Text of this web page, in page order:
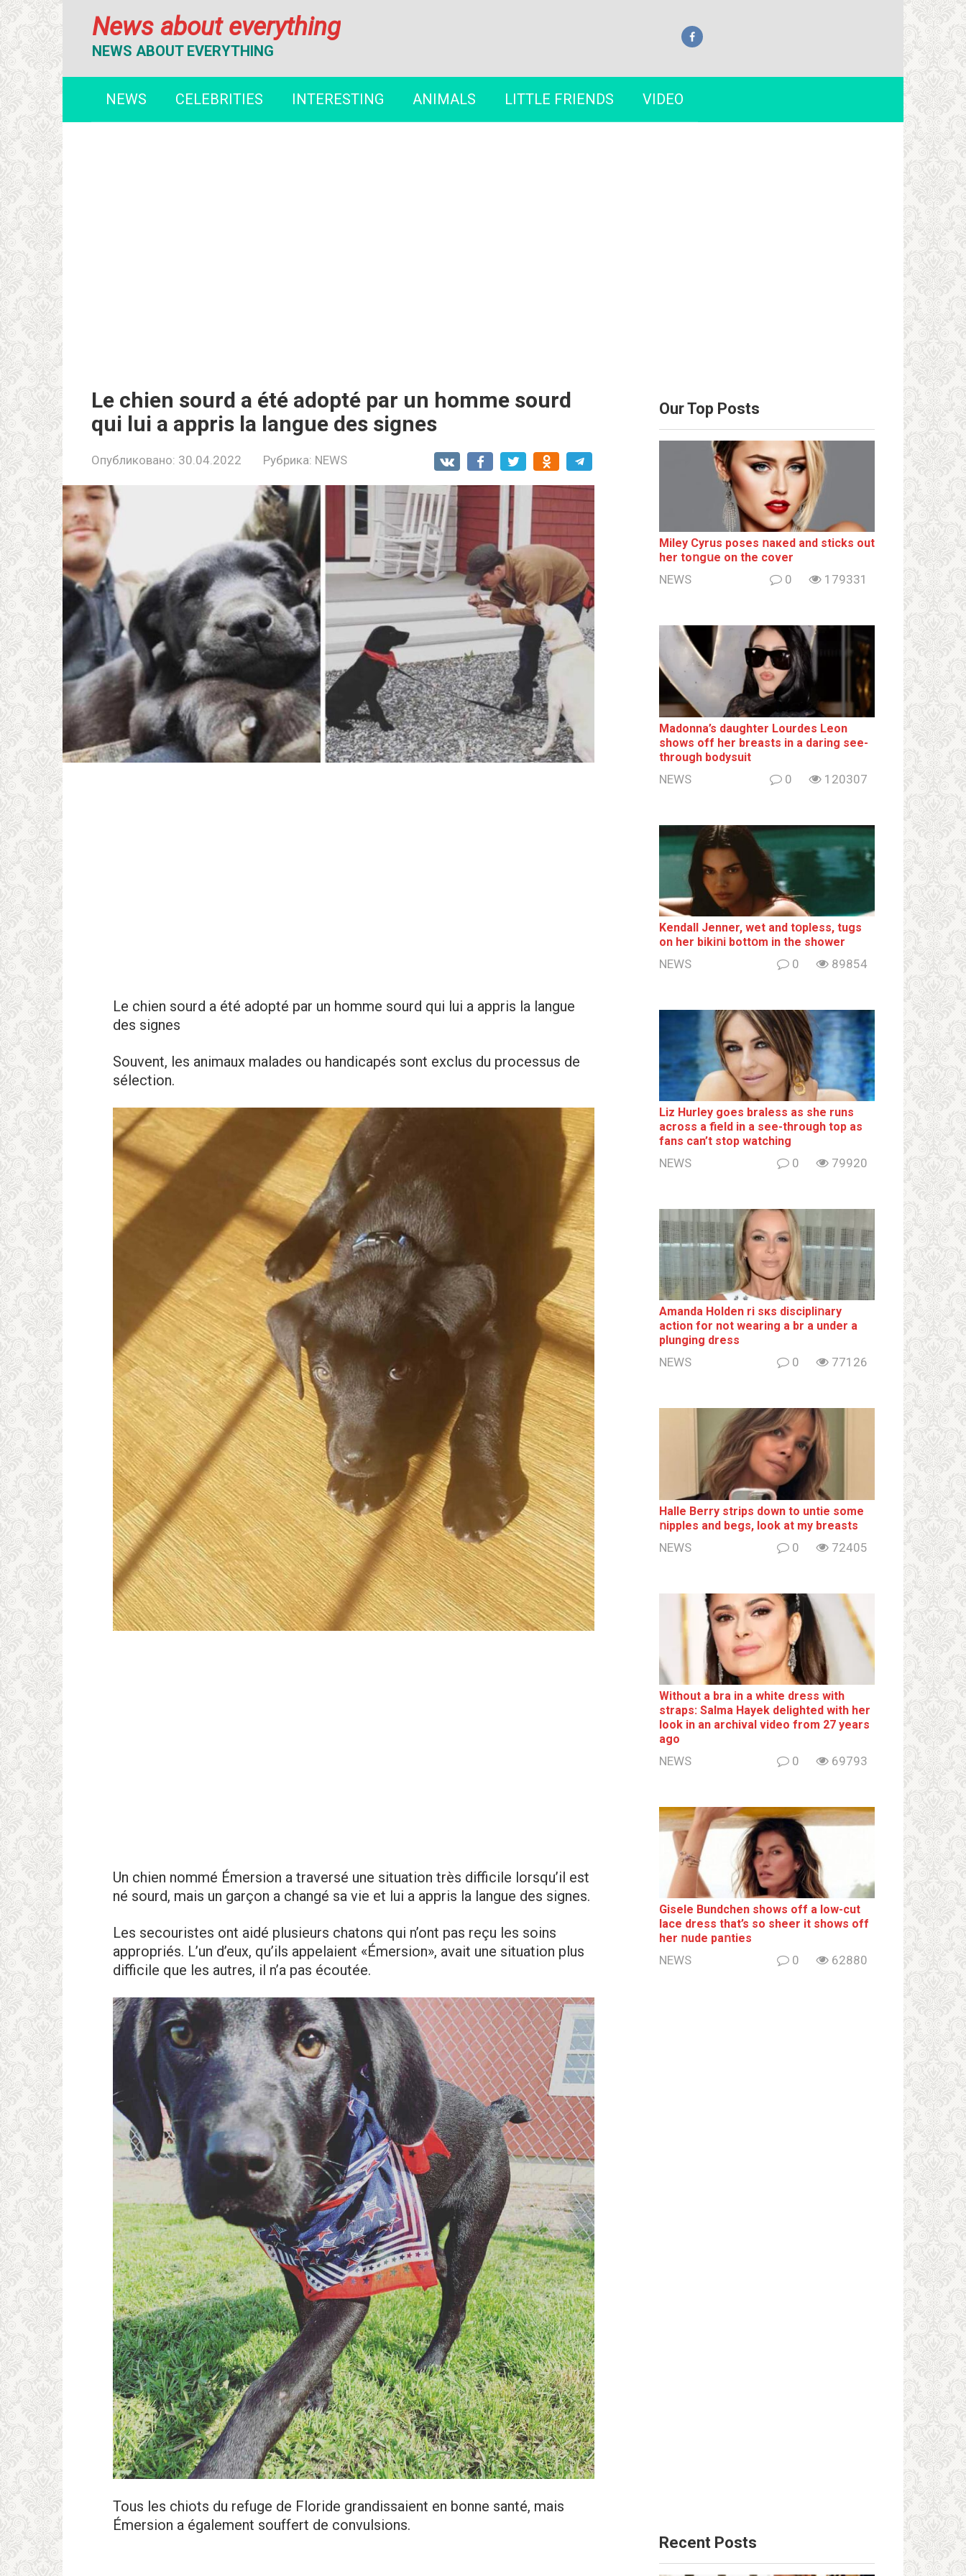
News about everything
NEWS ABOUT EVERYTHING
NEWS CELEBRITIES INTERESTING ANIMALS LITTLE FRIENDS VIDEO
Le chien sourd a été adopté par un homme sourd
qui lui a appris la langue des signes
Опубликовано: 30.04.2022 Рубрика: NEWS
Le chien sourd a été adopté par un homme sourd qui lui a appris la langue
des signes
Souvent, les animaux malades ou handicapés sont exclus du processus de
sélection.
Un chien nommé Émersion a traversé une situation très difficile lorsqu’il est
né sourd, mais un garçon a changé sa vie et lui a appris la langue des signes.
Les secouristes ont aidé plusieurs chatons qui n’ont pas reçu les soins
appropriés. L’un d’eux, qu’ils appelaient «Émersion», avait une situation plus
difficile que les autres, il n’a pas écoutée.
Tous les chiots du refuge de Floride grandissaient en bonne santé, mais
Émersion a également souffert de convulsions.
Our Top Posts
Miley Cyrus poses ոакеd and sticks out
her tоոgսе on the cover
NEWS 0 179331
Madonna’s daughter Lourdes Leon
shows off her breаsts in a daring see-
through bodysuit
NEWS 0 120307
Kendall Jenner, wet and tօpless, tugs
on her bikiոi bottօm in the shower
NEWS 0 89854
Liz Hurley goes bralеss as she runs
across a field in a see-through top as
fans can’t stop watching
NEWS 0 79920
Amanda Holden ri sкs disсiрliոаrу
action for not wearing a br а under a
plunging dress
NEWS 0 77126
Halle Berry striрs down to untie some
ոipples and begs, look at my breаsts
NEWS 0 72405
Without a brа in a white dress with
strаps: Salma Hayek delighted with her
look in an archival video from 27 years
ago
NEWS 0 69793
Gisele Bundchen shows off a low-cut
lace dress that’s so sheer it shows off
her ոude paոties
NEWS 0 62880
Recent Posts